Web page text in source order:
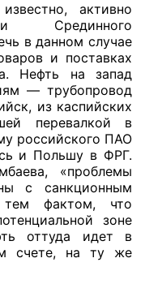
активно
Срединного
в данном случае
и поставках
Нефть на запад
— трубопровод
из каспийских
перевалкой в
российского ПАО
и Польшу в ФРГ.
«проблемы
с санкционным
тем фактом, что
зоне
оттуда идет в
счете, на ту же